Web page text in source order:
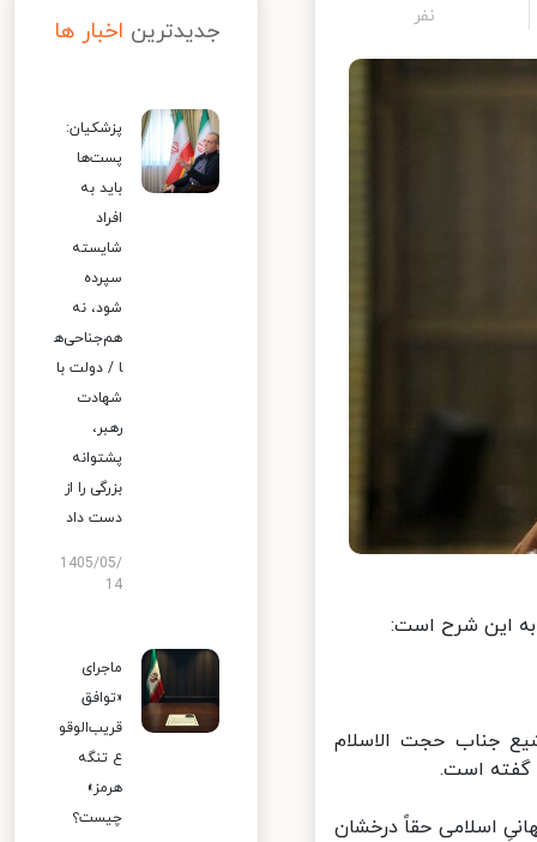
نفر
این شرح است:
جناب حجت الاسلام
است.
اسلامی حقاً درخشان
جدیدترین اخبار ها
پزشکیان:
پست‌ها
باید به
افراد
شایسته
سپرده
شود، نه
هم‌جناحی‌ه
ا / دولت با
شهادت
رهبر،
پشتوانه
بزرگی را از
دست داد
1405/05/
14
ماجرای
«توافق
قریب‌الوقو
ع تنگه
هرمز»
چیست؟